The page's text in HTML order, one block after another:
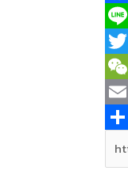
F
a
c
e
b
o
L
i
n
e
T
w
t
W
e
h
E
a
h